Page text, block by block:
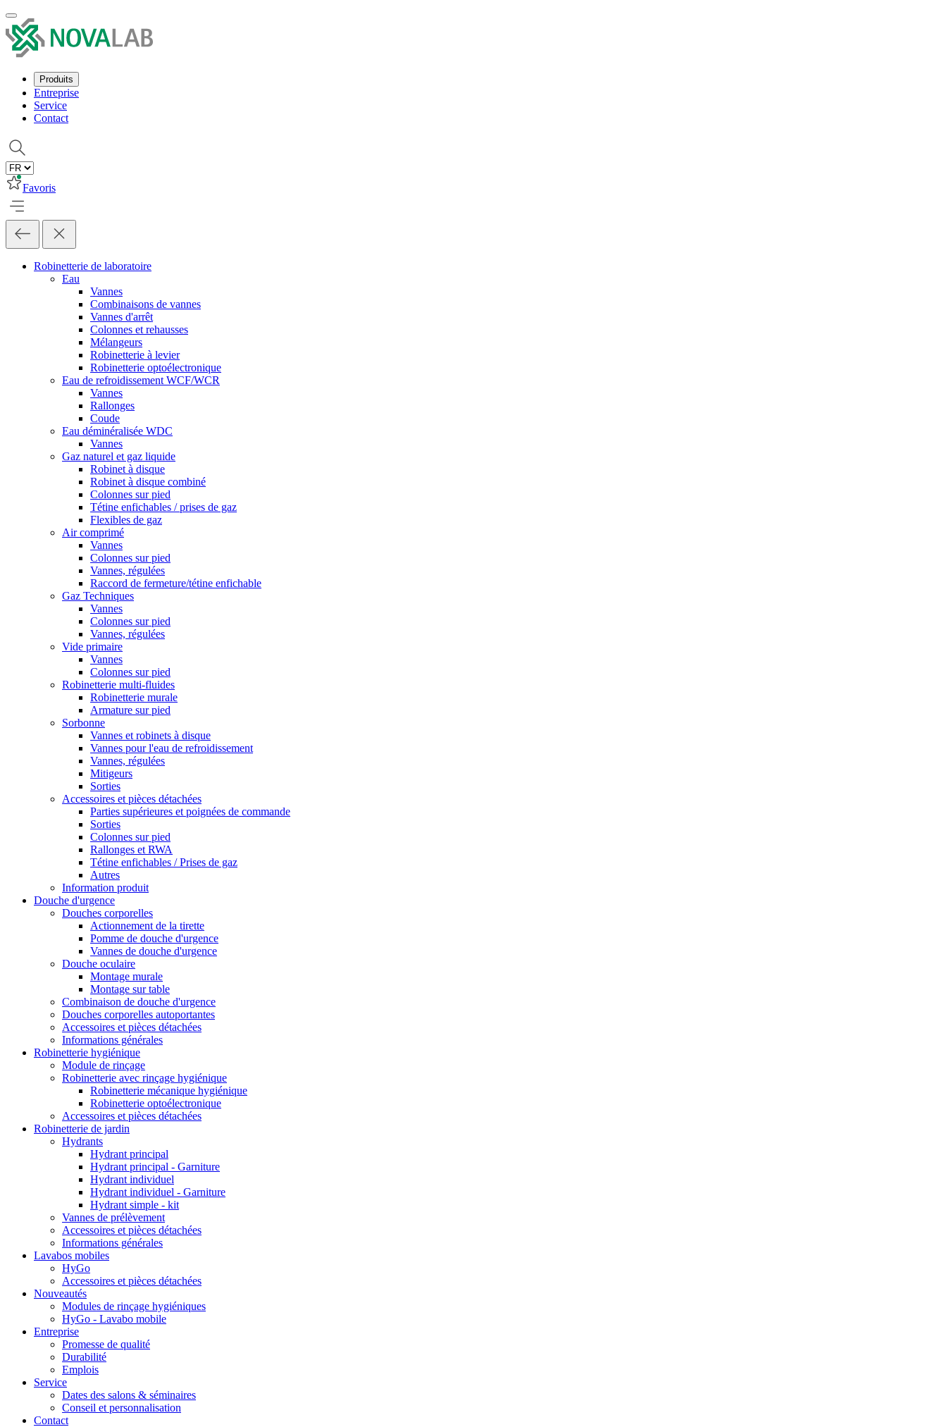
Produits
Entreprise
Service
Contact
Favoris
Robinetterie de laboratoire
Eau
Vannes
Combinaisons de vannes
Vannes d'arrêt
Colonnes et rehausses
Mélangeurs
Robinetterie à levier
Robinetterie optoélectronique
Eau de refroidissement WCF/WCR
Vannes
Rallonges
Coude
Eau déminéralisée WDC
Vannes
Gaz naturel et gaz liquide
Robinet à disque
Robinet à disque combiné
Colonnes sur pied
Tétine enfichables / prises de gaz
Flexibles de gaz
Air comprimé
Vannes
Colonnes sur pied
Vannes, régulées
Raccord de fermeture/tétine enfichable
Gaz Techniques
Vannes
Colonnes sur pied
Vannes, régulées
Vide primaire
Vannes
Colonnes sur pied
Robinetterie multi-fluides
Robinetterie murale
Armature sur pied
Sorbonne
Vannes et robinets à disque
Vannes pour l'eau de refroidissement
Vannes, régulées
Mitigeurs
Sorties
Accessoires et pièces détachées
Parties supérieures et poignées de commande
Sorties
Colonnes sur pied
Rallonges et RWA
Tétine enfichables / Prises de gaz
Autres
Information produit
Douche d'urgence
Douches corporelles
Actionnement de la tirette
Pomme de douche d'urgence
Vannes de douche d'urgence
Douche oculaire
Montage murale
Montage sur table
Combinaison de douche d'urgence
Douches corporelles autoportantes
Accessoires et pièces détachées
Informations générales
Robinetterie hygiénique
Module de rinçage
Robinetterie avec rinçage hygiénique
Robinetterie mécanique hygiénique
Robinetterie optoélectronique
Accessoires et pièces détachées
Robinetterie de jardin
Hydrants
Hydrant principal
Hydrant principal - Garniture
Hydrant individuel
Hydrant individuel - Garniture
Hydrant simple - kit
Vannes de prélèvement
Accessoires et pièces détachées
Informations générales
Lavabos mobiles
HyGo
Accessoires et pièces détachées
Nouveautés
Modules de rinçage hygiéniques
HyGo - Lavabo mobile
Entreprise
Promesse de qualité
Durabilité
Emplois
Service
Dates des salons & séminaires
Conseil et personnalisation
Contact